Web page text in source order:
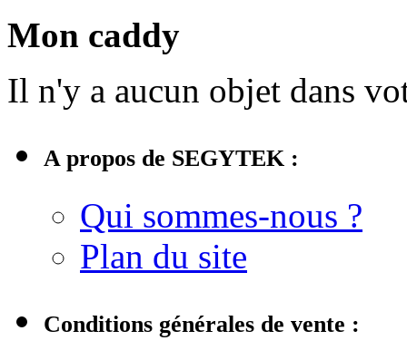
Mon caddy
Il n'y a aucun objet dans
A propos de SEGYTEK :
Qui sommes-nous ?
Plan du site
Conditions générales de vente :